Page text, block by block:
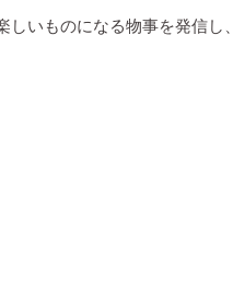
いものになる物事を発信し、